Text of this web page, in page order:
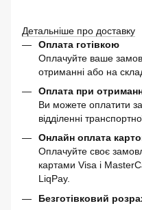
Детальніше про доставку
Оплата готівкою
Оплачуйте ваше
отриманні або на
Оплата при
Ви можете оплатити
відділенні
Онлайн оплата
Оплачуйте своє
картами Visa і
LiqPay.
Безготівковий